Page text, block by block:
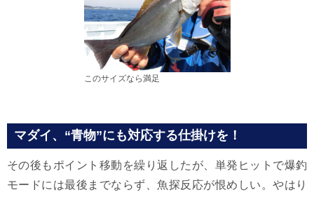
このサイズなら満足
マダイ、“青物”にも対応する仕掛けを！
その後もポイント移動を繰り返したが、単発ヒットで爆釣
モードには最後までならず、魚探反応が恨めしい。やはり